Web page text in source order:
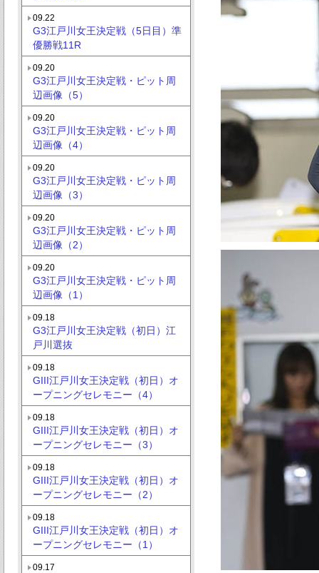
09.22
G3江戸川女王決定戦（5日目）準
優勝戦11R
09.20
G3江戸川女王決定戦・ピット周
辺画像（5）
09.20
G3江戸川女王決定戦・ピット周
辺画像（4）
09.20
G3江戸川女王決定戦・ピット周
辺画像（3）
09.20
G3江戸川女王決定戦・ピット周
辺画像（2）
09.20
G3江戸川女王決定戦・ピット周
辺画像（1）
09.18
G3江戸川女王決定戦（初日）江
戸川選抜
09.18
GIII江戸川女王決定戦（初日）オ
ープニングセレモニー（4）
09.18
GIII江戸川女王決定戦（初日）オ
ープニングセレモニー（3）
09.18
GIII江戸川女王決定戦（初日）オ
ープニングセレモニー（2）
09.18
GIII江戸川女王決定戦（初日）オ
ープニングセレモニー（1）
09.17